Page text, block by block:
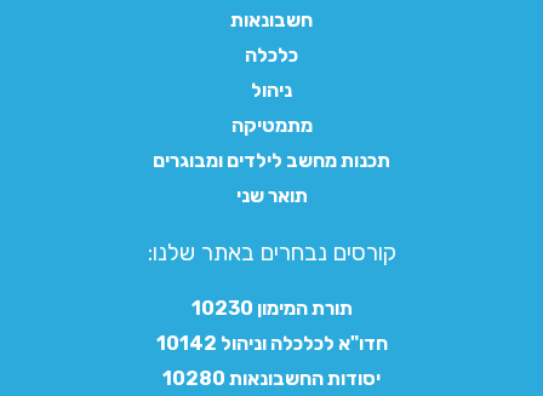
חשבונאות
כלכלה
ניהול
מתמטיקה
תכנות מחשב לילדים ומבוגרים
תואר שני
קורסים נבחרים באתר שלנו:​
תורת המימון 10230
חדו"א לכלכלה וניהול 10142
יסודות החשבונאות 10280